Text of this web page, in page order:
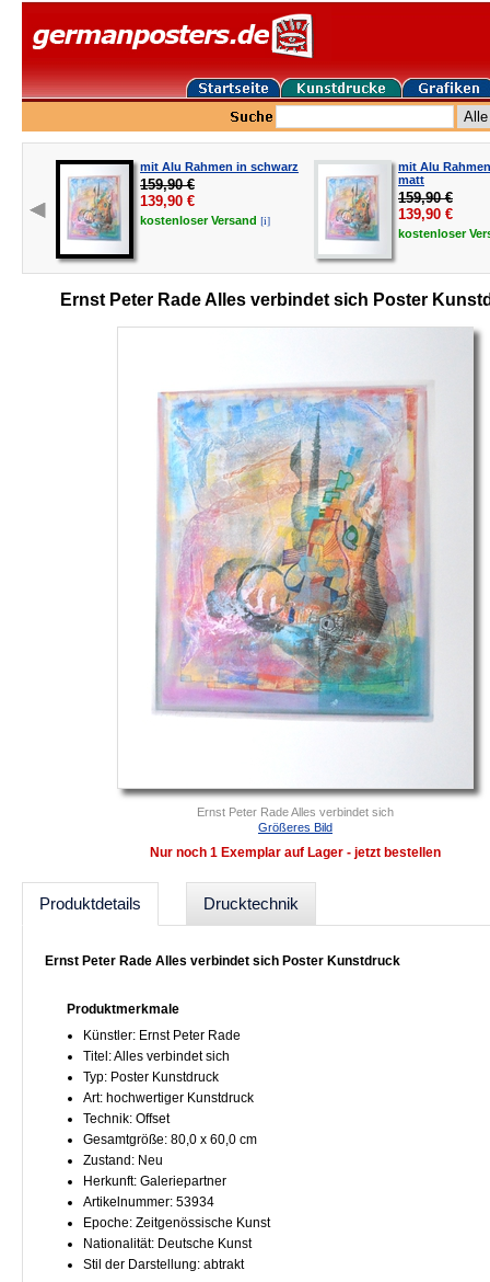
mit Alu Rahmen in schwarz
159,90 €
139,90 €
kostenloserVersand [i]
mit Alu
matt
159,90 €
139,90 €
kostenloser
Ernst Peter Rade Alles verbindet sich Poster
Ernst Peter Rade Alles verbindet sich
Größeres Bild
Nur noch 1 Exemplar auf Lager - jetzt bestellen
Produktdetails Drucktechnik
Ernst Peter Rade Alles verbindet sich Poster Kunstdruck
Produktmerkmale
Künstler: Ernst Peter Rade
Titel: Alles verbindet sich
Typ: Poster Kunstdruck
Art: hochwertiger Kunstdruck
Technik: Offset
Gesamtgröße: 80,0 x 60,0 cm
Zustand: Neu
Herkunft: Galeriepartner
Artikelnummer: 53934
Epoche: Zeitgenössische Kunst
Nationalität: Deutsche Kunst
Stil der Darstellung: abtrakt